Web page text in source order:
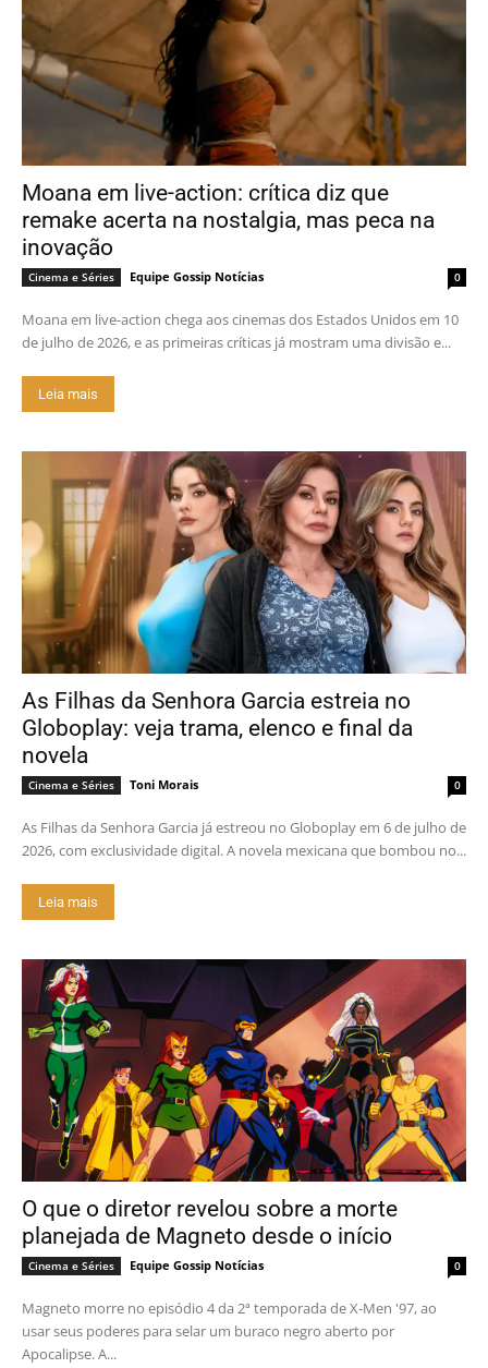
Moana em live-action: crítica diz que
remake acerta na nostalgia, mas peca na
inovação
Cinema e Séries Equipe Gossip Notícias 0
Moana em live-action chega aos cinemas dos Estados Unidos em 10
de julho de 2026, e as primeiras críticas já mostram uma divisão e...
Leia mais
As Filhas da Senhora Garcia estreia no
Globoplay: veja trama, elenco e final da
novela
Cinema e Séries Toni Morais 0
As Filhas da Senhora Garcia já estreou no Globoplay em 6 de julho de
2026, com exclusividade digital. A novela mexicana que bombou no...
Leia mais
O que o diretor revelou sobre a morte
planejada de Magneto desde o início
Cinema e Séries Equipe Gossip Notícias 0
Magneto morre no episódio 4 da 2ª temporada de X-Men '97, ao
usar seus poderes para selar um buraco negro aberto por
Apocalipse. A...